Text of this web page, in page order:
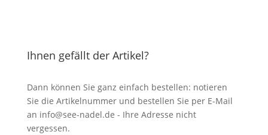
Ihnen gefällt der Artikel?
Dann können Sie ganz einfach bestellen: notieren
Sie die Artikelnummer und bestellen Sie per E-Mail
an info@see-nadel.de - Ihre Adresse nicht
vergessen.